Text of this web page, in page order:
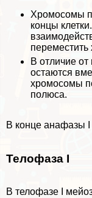
Хромосомы
концы
В отличие от
остаются
хромосомы
полюса.
В конце анафазы I
Телофаза I
В телофазе I